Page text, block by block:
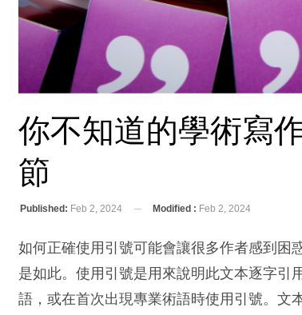
你不知道的學術寫
節
Published: Feb 2, 2024 Modified : Feb 2, 2024
如何正確使用引號可能會讓很多作者感到困
是如此。使用引號是用來說明此文本逐字引
語，或在首次出現專業術語時使用引號。文